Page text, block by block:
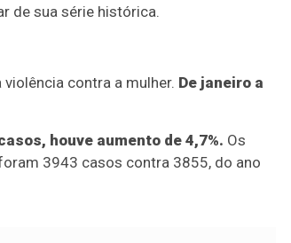
de sua série histórica.
contra a mulher. De janeiro a
houve aumento de 4,7%. Os
3943 casos contra 3855, do ano